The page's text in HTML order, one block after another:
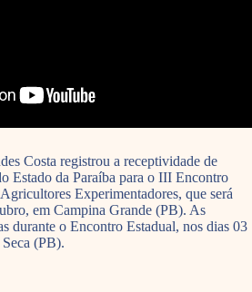
Costa registrou a receptividade de
Estado da Paraíba para o III Encontro
Experimentadores, que será
em Campina Grande (PB). As
durante o Encontro Estadual, nos dias 03
(PB).